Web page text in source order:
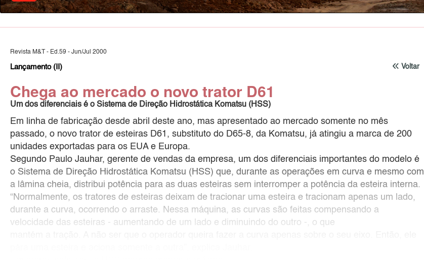
Revista M&T - Ed.59 - Jun/Jul 2000
Voltar
Lançamento (II)
Chega ao mercado o novo trator D61
Um dos diferenciais é o Sistema de Direção Hidrostática Komatsu (HSS)
Em linha de fabricação desde abril deste ano, mas apresentado ao mercado somente no mês
passado, o novo trator de esteiras D61, substituto do D65-8, da Komatsu, já atingiu a marca de 200
unidades exportadas para os EUA e Europa.
Segundo Paulo Jauhar, gerente de vendas da empresa, um dos diferenciais importantes do modelo é
o Sistema de Direção Hidrostática Komatsu (HSS) que, durante as operações em curva e mesmo com
a lâmina cheia, distribui potência para as duas esteiras sem interromper a potência da esteira interna.
“Normalmente, os tratores de esteiras deixam de tracionar uma esteira e tracionam apenas um lado,
durante a curva, ocorrendo o arraste. Nessa máquina, as curvas são feitas compensando a
velocidade das esteiras - aumentando de um lado e diminuindo do outro -, o que